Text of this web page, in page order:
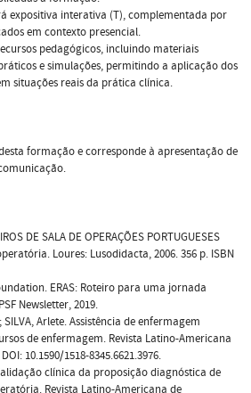
expositiva interativa (T), complementada por
em contexto presencial.
pedagógicos, incluindo materiais
e simulações, permitindo a aplicação dos
situações reais da prática clínica.
formação e corresponde à apresentação de
DE SALA DE OPERAÇÕES PORTUGUESES
Loures: Lusodidacta, 2006. 356 p. ISBN
ERAS: Roteiro para uma jornada
Newsletter, 2019.
Arlete. Assistência de enfermagem
de enfermagem. Revista Latino-Americana
10.1590/1518-8345.6621.3976.
clínica da proposição diagnóstica de
Revista Latino-Americana de